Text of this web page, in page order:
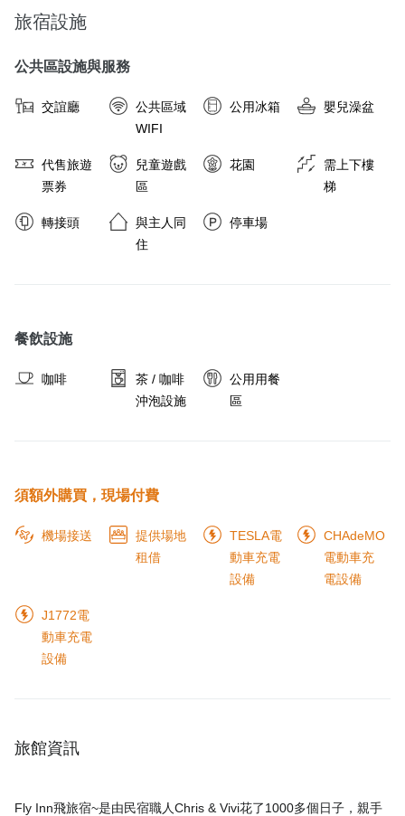
旅宿設施
公共區設施與服務
交誼廳
公共區域
WIFI
公用冰箱 嬰兒澡盆
代售旅遊
票券
兒童遊戲
區
花園
需上下樓
梯
轉接頭
與主人同
住
停車場
餐飲設施
咖啡
茶 / 咖啡
沖泡設施
公用用餐
區
須額外購買，現場付費
機場接送
提供場地
租借
TESLA電
動車充電
設備
CHAdeMO
電動車充
電設備
J1772電
動車充電
設備
旅館資訊
Fly Inn飛旅宿~是由民宿職人Chris & Vivi花了1000多個日子，親手